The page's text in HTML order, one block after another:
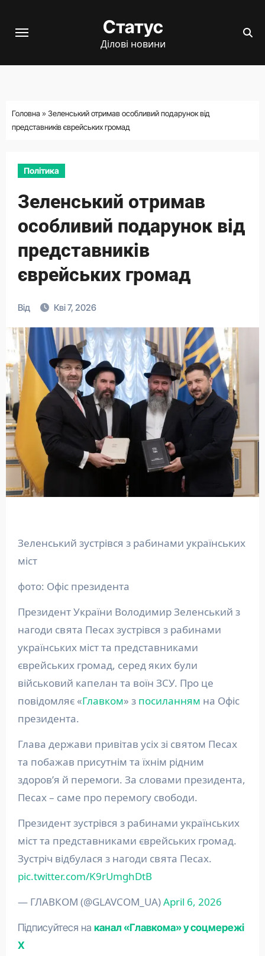
Статус
Ділові новини
Головна » Зеленський отримав особливий подарунок від
представників єврейських громад
Політика
Зеленський отримав
особливий подарунок від
представників
єврейських громад
Від Кві 7, 2026
Зеленський зустрівся з рабинами українських
міст
фото: Офіс президента
Президент України Володимир Зеленський з
нагоди свята Песах зустрівся з рабинами
українських міст та представниками
єврейських громад, серед яких були
військовий капелан та воїн ЗСУ. Про це
повідомляє «Главком» з посиланням на Офіс
президента.
Глава держави привітав усіх зі святом Песах
та побажав присутнім та їхнім рідним
здоров’я й перемоги. За словами президента,
Песах – саме про перемогу свободи.
Президент зустрівся з рабинами українських
міст та представниками єврейських громад.
Зустріч відбулася з нагоди свята Песах.
pic.twitter.com/K9rUmghDtB
— ГЛАВКОМ (@GLAVCOM_UA)April 6, 2026
Підписуйтеся на канал «Главкома» у соцмережі
Х